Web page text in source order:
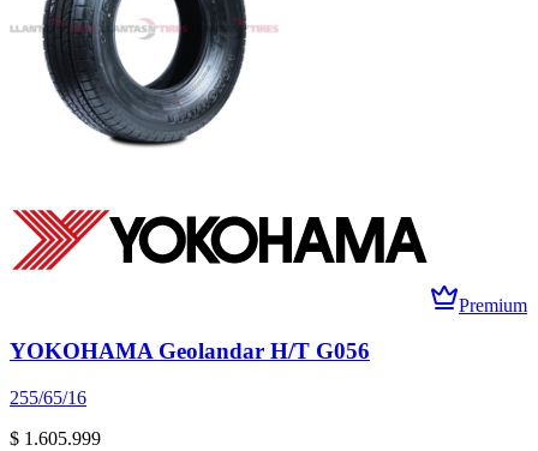
Premium
YOKOHAMA Geolandar H/T G056
255/65/16
$ 1.605.999